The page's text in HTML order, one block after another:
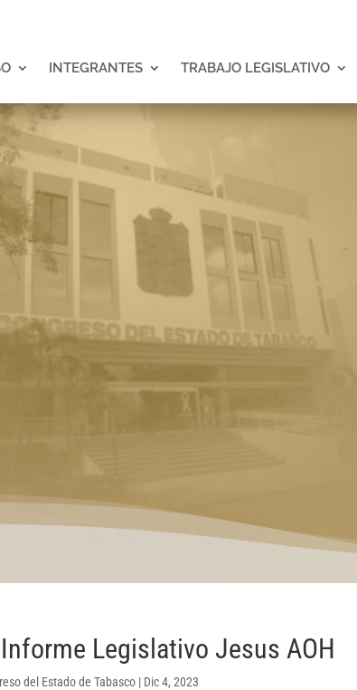
INTEGRANTES TRABAJO LEGISLATIVO
Legislativo Jesus AOH
del Estado de Tabasco | Dic 4, 2023